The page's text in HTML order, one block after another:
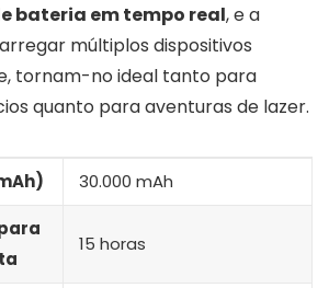
bateria em tempo real, e a
múltiplos dispositivos
tornam-no ideal tanto para
quanto para aventuras de lazer.
30.000 mAh
15 horas